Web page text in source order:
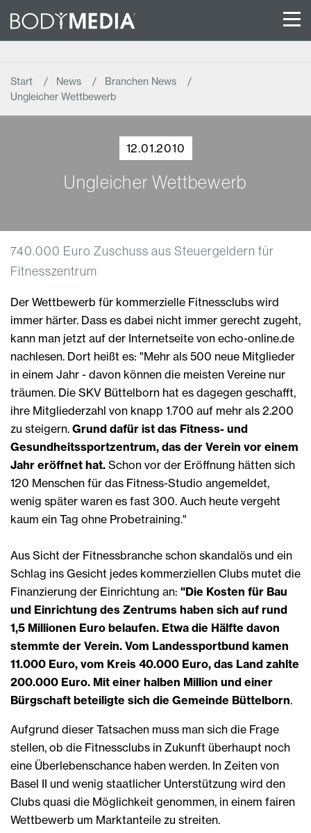
Start News
Branchen News
Ungleicher Wettbewerb
12.01.2010
Ungleicher Wettbewerb
740.000 Euro Zuschuss aus Steuergeldern für
Fitnesszentrum
Der Wettbewerb für kommerzielle Fitnessclubs wird
immer härter. Dass es dabei nicht immer gerecht zugeht,
kann man jetzt auf der Internetseite von echo-online.de
nachlesen. Dort heißt es: "Mehr als 500 neue Mitglieder
in einem Jahr - davon können die meisten Vereine nur
träumen. Die SKV Büttelborn hat es dagegen geschafft,
ihre Mitgliederzahl von knapp 1.700 auf mehr als 2.200
zu steigern. Grund dafür ist das Fitness- und
Gesundheitssportzentrum, das der Verein vor einem
Jahr eröffnet hat. Schon vor der Eröffnung hätten sich
120 Menschen für das Fitness-Studio angemeldet,
wenig später waren es fast 300. Auch heute vergeht
kaum ein Tag ohne Probetraining."
Aus Sicht der Fitnessbranche schon skandalös und ein
Schlag ins Gesicht jedes kommerziellen Clubs mutet die
Finanzierung der Einrichtung an: "Die Kosten für Bau
und Einrichtung des Zentrums haben sich auf rund
1,5 Millionen Euro belaufen. Etwa die Hälfte davon
stemmte der Verein. Vom Landessportbund kamen
11.000 Euro, vom Kreis 40.000 Euro, das Land zahlte
200.000 Euro. Mit einer halben Million und einer
Bürgschaft beteiligte sich die Gemeinde Büttelborn.
Aufgrund dieser Tatsachen muss man sich die Frage
stellen, ob die Fitnessclubs in Zukunft überhaupt noch
eine Überlebenschance haben werden. In Zeiten von
Basel II und wenig staatlicher Unterstützung wird den
Clubs quasi die Möglichkeit genommen, in einem fairen
Wettbewerb um Marktanteile zu streiten.